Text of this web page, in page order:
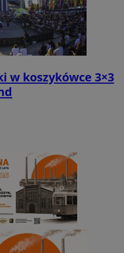
w koszykówce 3×3